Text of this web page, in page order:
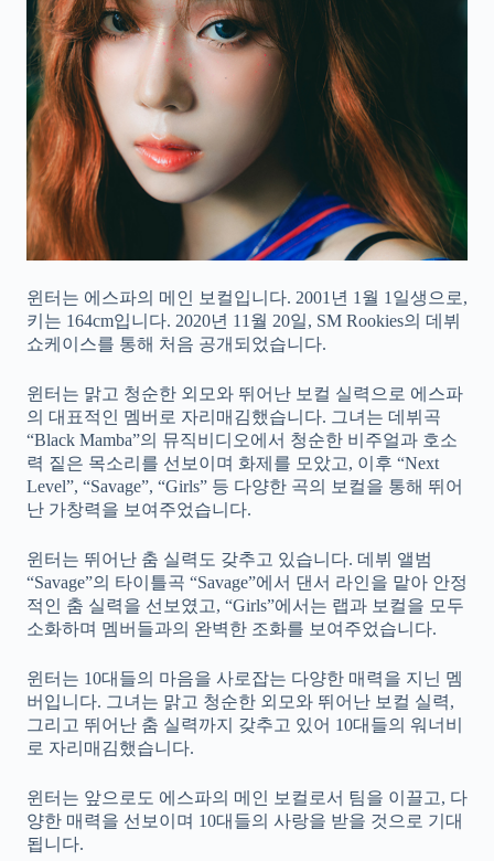
윈터는 에스파의 메인 보컬입니다. 2001년 1월 1일생으로,
키는 164cm입니다. 2020년 11월 20일, SM Rookies의 데뷔
쇼케이스를 통해 처음 공개되었습니다.
윈터는 맑고 청순한 외모와 뛰어난 보컬 실력으로 에스파
의 대표적인 멤버로 자리매김했습니다. 그녀는 데뷔곡
“Black Mamba”의 뮤직비디오에서 청순한 비주얼과 호소
력 짙은 목소리를 선보이며 화제를 모았고, 이후 “Next
Level”, “Savage”, “Girls” 등 다양한 곡의 보컬을 통해 뛰어
난 가창력을 보여주었습니다.
윈터는 뛰어난 춤 실력도 갖추고 있습니다. 데뷔 앨범
“Savage”의 타이틀곡 “Savage”에서 댄서 라인을 맡아 안정
적인 춤 실력을 선보였고, “Girls”에서는 랩과 보컬을 모두
소화하며 멤버들과의 완벽한 조화를 보여주었습니다.
윈터는 10대들의 마음을 사로잡는 다양한 매력을 지닌 멤
버입니다. 그녀는 맑고 청순한 외모와 뛰어난 보컬 실력,
그리고 뛰어난 춤 실력까지 갖추고 있어 10대들의 워너비
로 자리매김했습니다.
윈터는 앞으로도 에스파의 메인 보컬로서 팀을 이끌고, 다
양한 매력을 선보이며 10대들의 사랑을 받을 것으로 기대
됩니다.